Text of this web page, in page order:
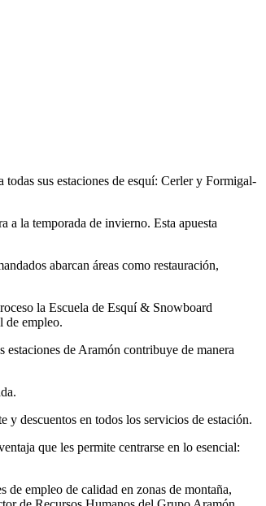
sus estaciones de esquí: Cerler y Formigal-
a la temporada de invierno. Esta apuesta
abarcan áreas como restauración,
la Escuela de Esquí & Snowboard
de empleo.
estaciones de Aramón contribuye de manera
descuentos en todos los servicios de estación.
que les permite centrarse en lo esencial:
empleo de calidad en zonas de montaña,